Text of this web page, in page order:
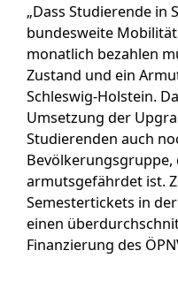
„Dass Studierende in
bundesweite
monatlich bezahlen
Zustand und ein
Schleswig-Holstein.
Umsetzung der
Studierenden auch
Bevölkerungsgruppe,
armutsgefährdet ist.
Semestertickets in
einen
Finanzierung des